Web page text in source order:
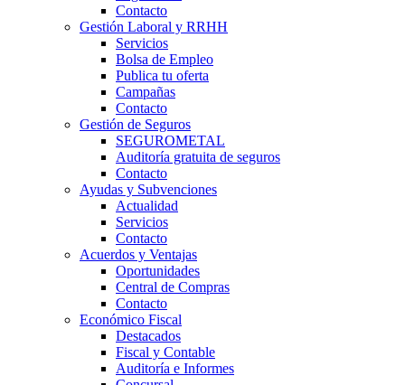
Contacto
Gestión Laboral y RRHH
Servicios
Bolsa de Empleo
Publica tu oferta
Campañas
Contacto
Gestión de Seguros
SEGUROMETAL
Auditoría gratuita de seguros
Contacto
Ayudas y Subvenciones
Actualidad
Servicios
Contacto
Acuerdos y Ventajas
Oportunidades
Central de Compras
Contacto
Económico Fiscal
Destacados
Fiscal y Contable
Auditoría e Informes